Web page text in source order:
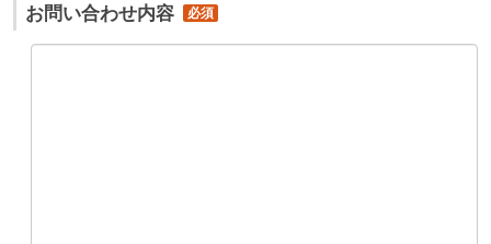
お問い合わせ内容